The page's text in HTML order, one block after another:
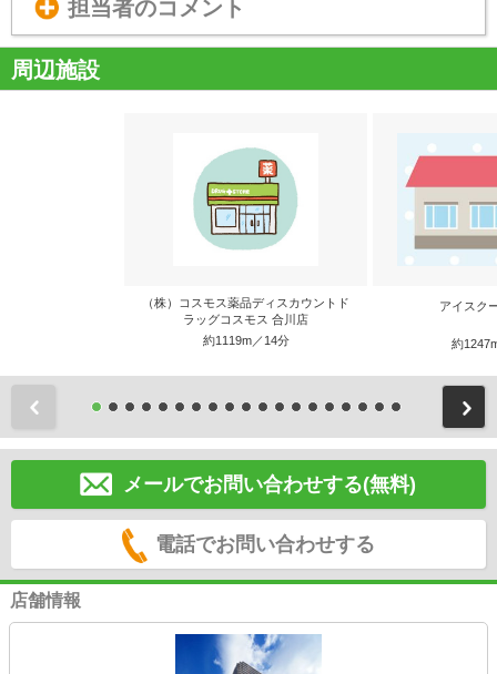
担当者のコメント
周辺施設
（株）コスモス薬品ディスカウントド
ラッグコスモス 合川店
約1119m／14分
アイスク
約
メールでお問い合わせする(無料)
電話でお問い合わせする
店舗情報